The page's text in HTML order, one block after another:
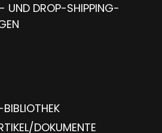
UND DROP-SHIPPING-
DOKUMENTE